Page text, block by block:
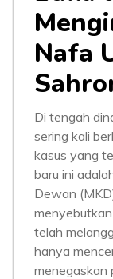
Nafa
Di tengah
sering kali
kasus yang
baru ini
Dewan
telah
hanya
menegaskan